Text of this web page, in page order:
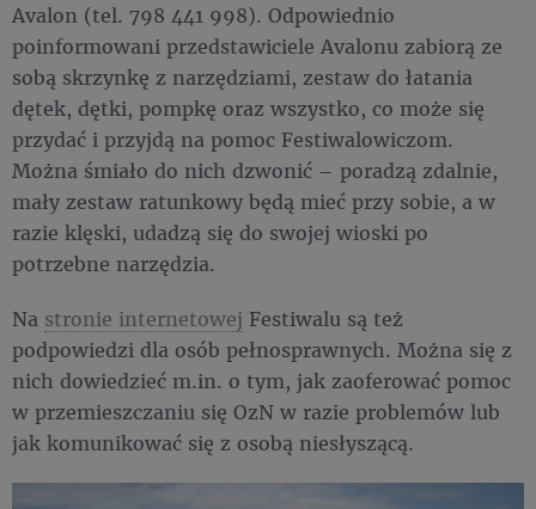
Avalon (tel. 798 441 998). Odpowiednio
poinformowani przedstawiciele Avalonu zabiorą ze
sobą skrzynkę z narzędziami, zestaw do łatania
dętek, dętki, pompkę oraz wszystko, co może się
przydać i przyjdą na pomoc Festiwalowiczom.
Można śmiało do nich dzwonić – poradzą zdalnie,
mały zestaw ratunkowy będą mieć przy sobie, a w
razie klęski, udadzą się do swojej wioski po
potrzebne narzędzia.
Na stronie internetowej Festiwalu są też
podpowiedzi dla osób pełnosprawnych. Można się z
nich dowiedzieć m.in. o tym, jak zaoferować pomoc
w przemieszczaniu się OzN w razie problemów lub
jak komunikować się z osobą niesłyszącą.